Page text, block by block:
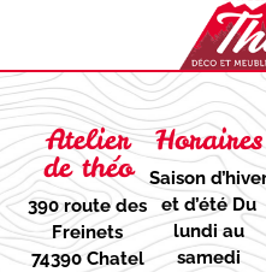
Atelier
de théo
390 route des
Freinets
74390 Chatel
Horaires
Saison
et d’étéDu
lundi au
samedi